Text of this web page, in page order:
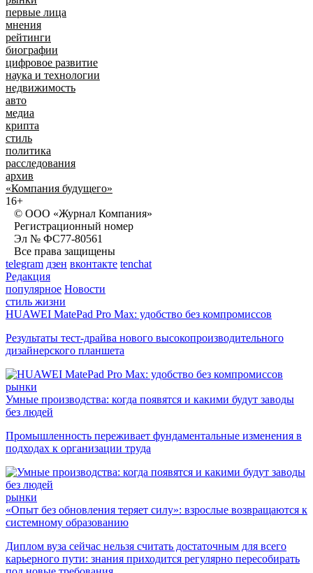
первые лица
мнения
рейтинги
биографии
цифровое развитие
наука и технологии
недвижимость
авто
медиа
крипта
стиль
политика
расследования
архив
«Компания будущего»
16+
© ООО «Журнал Компания»
Регистрационный номер
Эл № ФС77-80561
Все права защищены
telegram дзен вконтакте tenchat
Редакция
популярное Новости
стиль жизни
HUAWEI MatePad Pro Max: удобство без компромиссов
Результаты тест-драйва нового высокопроизводительного
дизайнерского планшета
рынки
Умные производства: когда появятся и какими будут заводы
без людей
Промышленность переживает фундаментальные изменения в
подходах к организации труда
рынки
«Опыт без обновления теряет силу»: взрослые возвращаются к
системному образованию
Диплом вуза сейчас нельзя считать достаточным для всего
карьерного пути: знания приходится регулярно пересобирать